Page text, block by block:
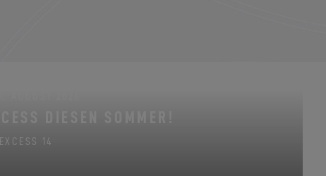
EXCESS 14